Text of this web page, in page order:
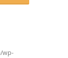
wp-